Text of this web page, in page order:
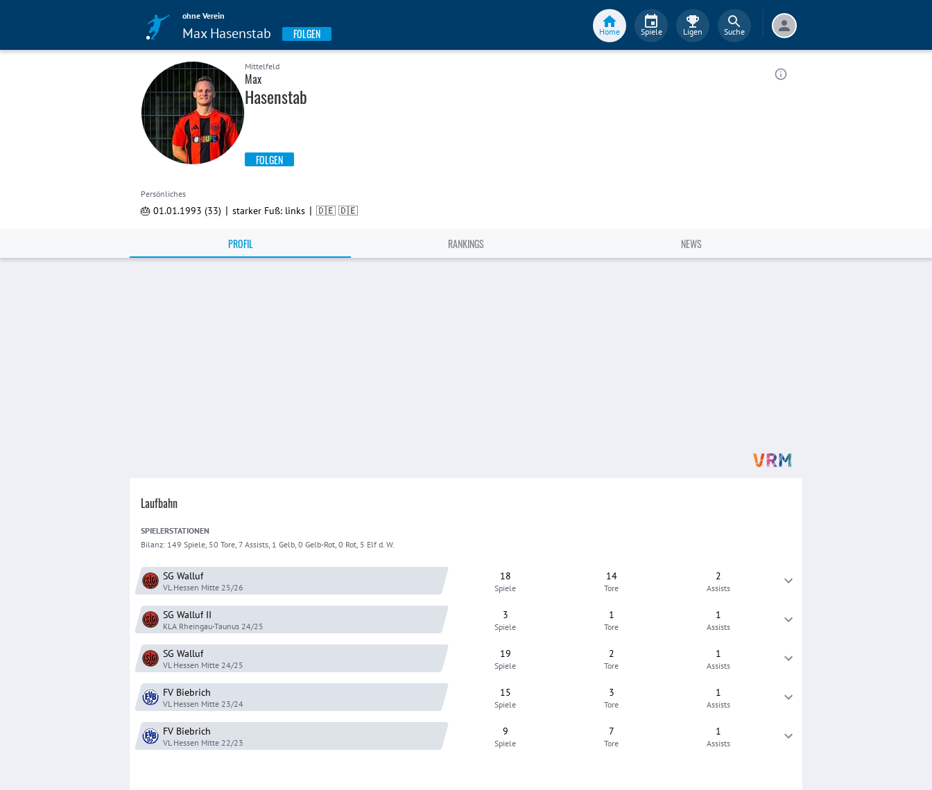
ohne Verein
Max Hasenstab FOLGEN Home Spiele Ligen Suche
Mittelfeld
Max
Hasenstab
FOLGEN
Persönliches
🎂 01.01.1993 (33) | starker Fuß: links | 🇩🇪 🇩🇪
PROFIL RANKINGS NEWS
Laufbahn
SPIELERSTATIONEN
Bilanz: 149 Spiele, 50 Tore, 7 Assists, 1 Gelb, 0 Gelb-Rot, 0 Rot, 5 Elf d. W.
SG Walluf
VL Hessen Mitte 25/26
18
Spiele
14
Tore
2
Assists
SG Walluf II
KLA Rheingau-Taunus 24/25
3
Spiele
1
Tore
1
Assists
SG Walluf
VL Hessen Mitte 24/25
19
Spiele
2
Tore
1
Assists
FV Biebrich
VL Hessen Mitte 23/24
15
Spiele
3
Tore
1
Assists
FV Biebrich
VL Hessen Mitte 22/23
9
Spiele
7
Tore
1
Assists